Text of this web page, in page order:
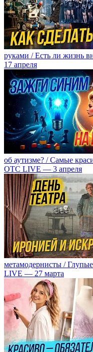
руками / Есть ли
17 апреля
об аутизме? / Самые
ОТС LIVE — 3 апреля
метамодернисты /
LIVE — 27 марта